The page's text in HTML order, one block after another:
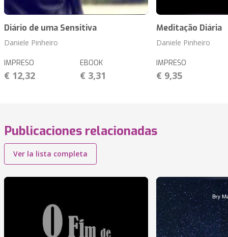
Diário de uma Sensitiva
Daniele Pinheiro
IMPRESO
€ 12,32
EBOOK
€ 3,31
Meditação Diária
Daniele Pinheiro
IMPRESO
€ 9,35
Publicaciones relacionadas
Ver la lista completa